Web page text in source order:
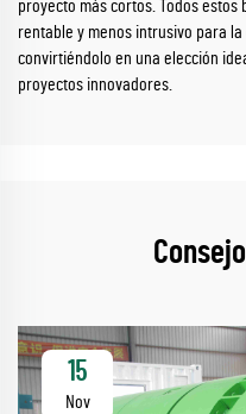
proyecto más cortos. Todos
rentable y menos intrusivo para
convirtiéndolo en una elección
proyectos innovadores.
15
Nov